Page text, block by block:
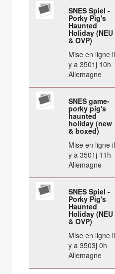
SNES Spiel -
Porky Pig's
Haunted
Holiday (NEU
& OVP)
Mise en ligne il
y a 3501j 10h
Allemagne
SNES game-
porky pig's
haunted
holiday (new
& boxed)
Mise en ligne il
y a 3501j 11h
Allemagne
SNES Spiel -
Porky Pig's
Haunted
Holiday (NEU
& OVP)
Mise en ligne il
y a 3503j 0h
Allemagne